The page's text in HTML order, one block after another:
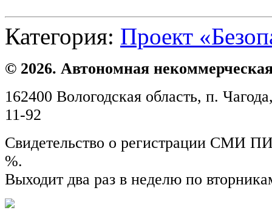
Категория: Проект
© 2026. Автономная
162400 Вологодская область, п.
11-92
Свидетельство о регистрации СМИ
%.
Выходит два раз в неделю по